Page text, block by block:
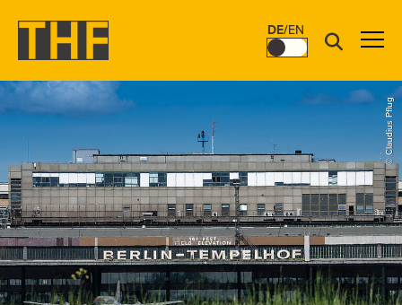
DE/EN
© Claudius Pflug